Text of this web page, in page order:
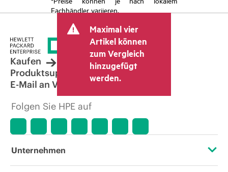
Fachhändler variieren.
Maximal vier
Artikel können
zum Vergleich
hinzugefügt
werden.
Kaufen
Produktsupport
E-Mail an Vertrieb
Folgen Sie HPE auf
Unternehmen